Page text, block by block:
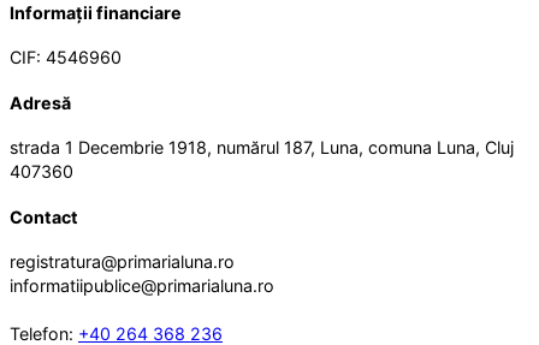
Informații financiare
CIF: 4546960
Adresă
strada 1 Decembrie 1918, numărul 187, Luna, comuna Luna, Cluj
407360
Contact
registratura@primarialuna.ro
informatiipublice@primarialuna.ro
Telefon: +40 264 368 236